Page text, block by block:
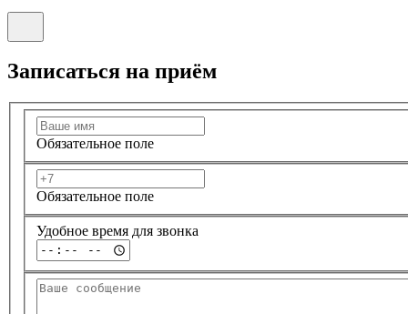
Записаться на приём
Обязательное поле
Обязательное поле
Удобное время для звонка